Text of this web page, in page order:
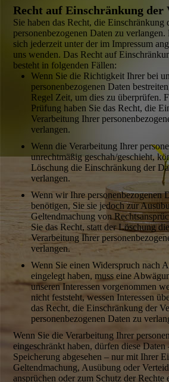
Recht auf Einschränkung der
Sie haben das Recht, die Einschränkung
personen­bezogenen Daten zu
sich jederzeit unter der im Impressum
uns wenden. Das Recht auf
besteht in folgenden Fällen:
Wenn Sie die Richtigkeit Ihrer bei
personen­bezogenen Daten
Regel Zeit, um dies zu überprüfen.
Prüfung haben Sie das Recht, die
Verarbeitung Ihrer
verlangen.
Wenn die Verarbei­tung Ihrer
unrechtmäßig geschah/geschieht,
Löschung die Einschränkung der
verlangen.
Wenn wir Ihre personen­bezogenen
benötigen, Sie sie jedoch zur
Geltend­machung von
Sie das Recht, statt der Löschung
Verarbeitung Ihrer
verlangen.
Wenn Sie einen Widerspruch nach
eingelegt haben, muss eine
unseren Interessen vorgenommen
nicht feststeht, wessen Interessen
das Recht, die Einschränkung der
personen­bezogenen Daten zu
Wenn Sie die Verarbei­tung Ihrer
eingeschränkt haben, dürfen diese
Speicherung abgesehen – nur mit Ihrer
Geltendmachung, Ausübung oder
ansprüchen oder zum Schutz der Rechte